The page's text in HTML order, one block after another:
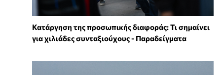
Κατάργηση της προσωπικής διαφοράς: Τι σημαίνει
για χιλιάδες συνταξιούχους - Παραδείγματα